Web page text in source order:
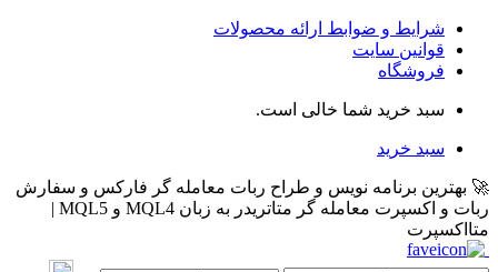
شرایط و ضوابط ارائه محصولات
قوانین سایت
فروشگاه
سبد خرید شما خالی است.
سبد خرید
🚀 بهترین برنامه نویس و طراح ربات معامله گر فارکس و سفارش
ربات و اکسپرت معامله گر متاتریدر به زبان MQL4 و MQL5 |
متااکسپرت